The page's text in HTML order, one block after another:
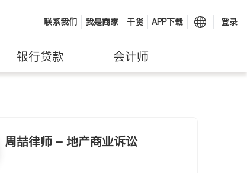
联系我们 我是商家 干货 APP下载 登录
银行贷款 会计师
周喆律师 - 地产商业诉讼